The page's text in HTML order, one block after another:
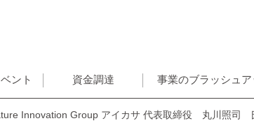
ント 資金調達 事業のブラッシュ
Innovation Group アイカサ 代表取締役 丸川照司